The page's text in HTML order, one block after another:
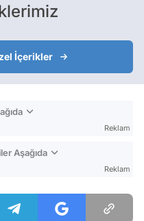
İçerikler
Reklam
Aşağıda
Reklam